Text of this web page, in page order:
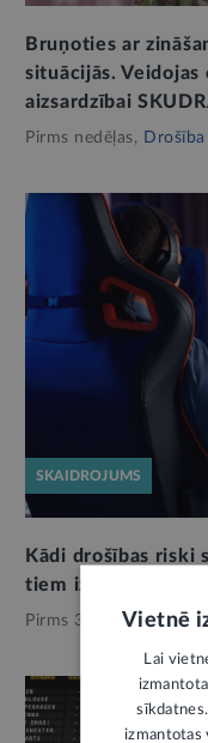
Bruņoties ar
situācijās. Veidojas
aizsardzībai
Pirms nedēļas, Drošība
SKAIDROJUMS
Kādi drošības riski
tiem izvairīties
Pirms 3 nedēļām,
Vietnē
Lai
izmantotas